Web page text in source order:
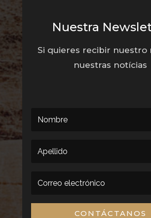
Nuestra
Si quieres recibir nuestro
nuestras notícias
CONTÁCTANOS